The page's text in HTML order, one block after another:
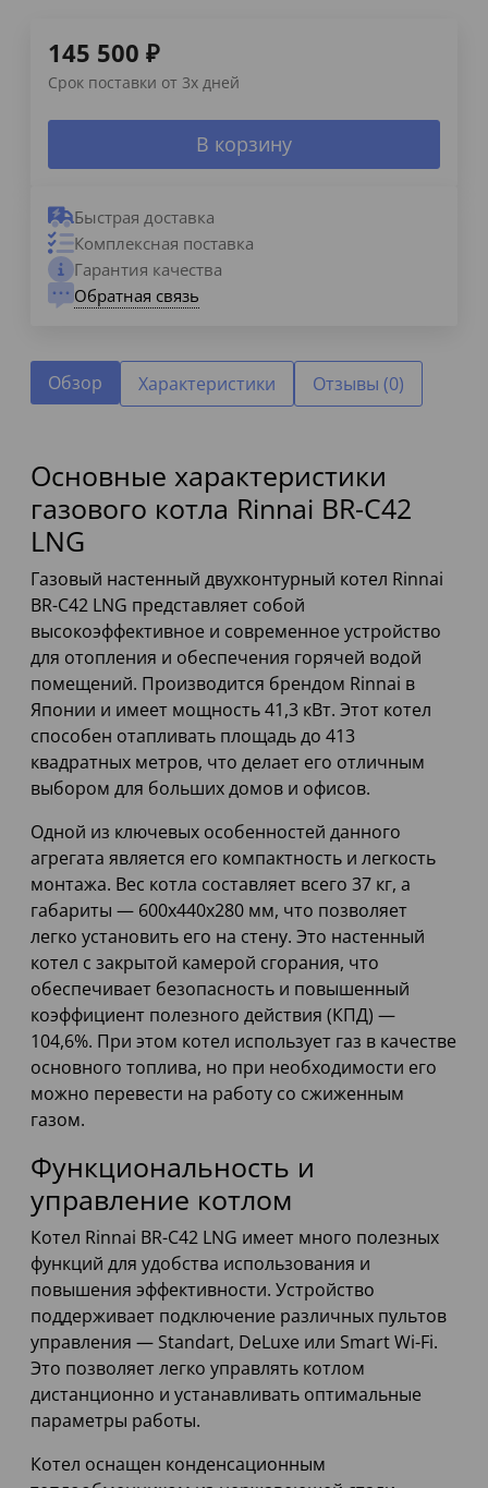
145 500 ₽
Срок поставки от 3х дней
В корзину
Быстрая доставка
Комплексная поставка
Гарантия качества
Обратная связь
Обзор Характеристики Отзывы (0)
Основные характеристики
газового котла Rinnai BR-C42
LNG
Газовый настенный двухконтурный котел Rinnai
BR-C42 LNG представляет собой
высокоэффективное и современное устройство
для отопления и обеспечения горячей водой
помещений. Производится брендом Rinnai в
Японии и имеет мощность 41,3 кВт. Этот котел
способен отапливать площадь до 413
квадратных метров, что делает его отличным
выбором для больших домов и офисов.
Одной из ключевых особенностей данного
агрегата является его компактность и легкость
монтажа. Вес котла составляет всего 37 кг, а
габариты — 600x440x280 мм, что позволяет
легко установить его на стену. Это настенный
котел с закрытой камерой сгорания, что
обеспечивает безопасность и повышенный
коэффициент полезного действия (КПД) —
104,6%. При этом котел использует газ в качестве
основного топлива, но при необходимости его
можно перевести на работу со сжиженным
газом.
Функциональность и
управление котлом
Котел Rinnai BR-C42 LNG имеет много полезных
функций для удобства использования и
повышения эффективности. Устройство
поддерживает подключение различных пультов
управления — Standart, DeLuxe или Smart Wi-Fi.
Это позволяет легко управлять котлом
дистанционно и устанавливать оптимальные
параметры работы.
Котел оснащен конденсационным